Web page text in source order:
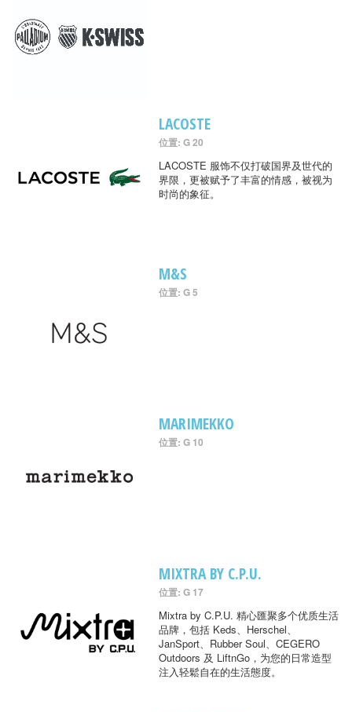
LACOSTE
位置: G 20
LACOSTE 服饰不仅打破国界及世代的
界限，更被赋予了丰富的情感，被视为
时尚的象征。
M&S
位置: G 5
MARIMEKKO
位置: G 10
MIXTRA BY C.P.U.
位置: G 17
Mixtra by C.P.U. 精心匯聚多个优质生活
品牌，包括 Keds、Herschel、
JanSport、Rubber Soul、CEGERO
Outdoors 及 LiftnGo，为您的日常造型
注入轻鬆自在的生活態度。